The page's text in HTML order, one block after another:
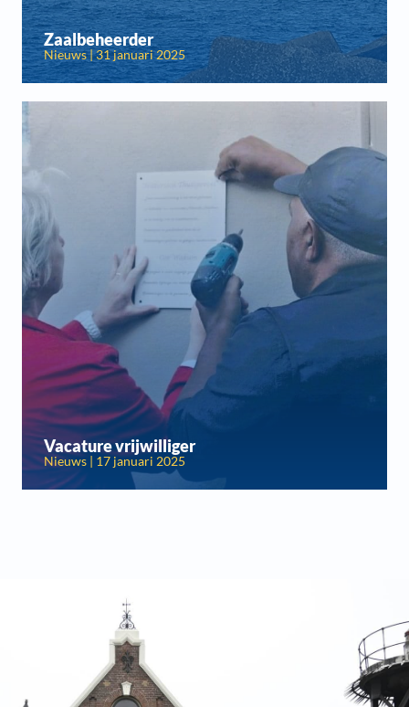
Zaalbeheerder
Nieuws | 31 januari 2025
Vacature vrijwilliger
Nieuws | 17 januari 2025